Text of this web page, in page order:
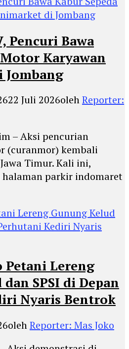
Pencuri Bawa
Karyawan
22 Juli 2026olehReporter:
– Aksi pencurian
(curanmor) kembali
Timur. Kali ini,
parkir indomaret
Petani Lereng
SPSI di Depan
Nyaris Bentrok
olehReporter: Mas Joko